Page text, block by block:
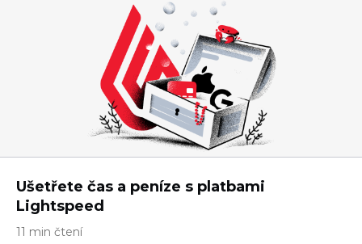
Ušetřete čas a peníze s platbami
Lightspeed
11 min čtení